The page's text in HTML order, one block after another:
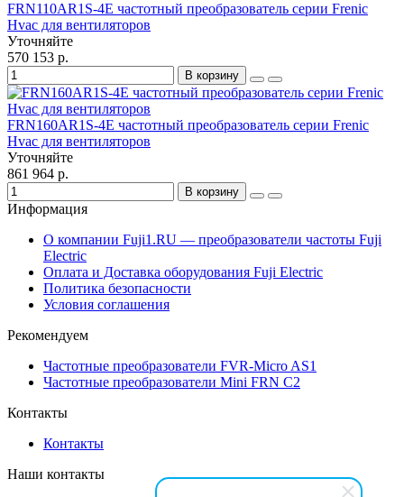
FRN110AR1S-4E частотный преобразователь серии Frenic
Hvac для вентиляторов
Уточняйте
570 153 р.
В корзину
FRN160AR1S-4E частотный преобразователь серии Frenic
Hvac для вентиляторов
Уточняйте
861 964 р.
В корзину
Информация
О компании Fuji1.RU — преобразователи частоты Fuji
Electric
Оплата и Доставка оборудования Fuji Electric
Политика безопасности
Условия соглашения
Рекомендуем
Частотные преобразователи FVR-Micro AS1
Частотные преобразователи Mini FRN C2
Контакты
Контакты
Наши контакты